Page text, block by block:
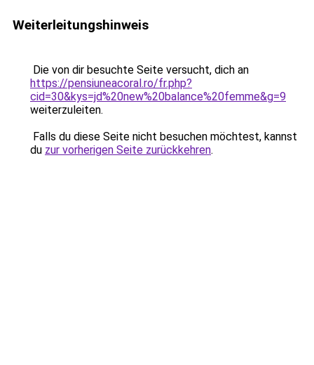
Weiterleitungshinweis
Die von dir besuchte Seite versucht, dich an
https://pensiuneacoral.ro/fr.php?
cid=30&kys=jd%20new%20balance%20femme&g=9
weiterzuleiten.
Falls du diese Seite nicht besuchen möchtest, kannst
du zur vorherigen Seite zurückkehren.